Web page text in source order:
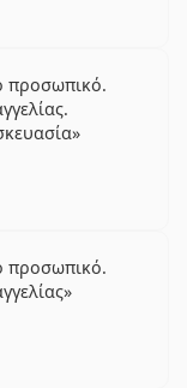
προσωπικό.
προσωπικό.